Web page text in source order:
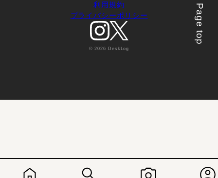
利用規約
プライバシーポリシー
© 2026 DeskLog
Page top